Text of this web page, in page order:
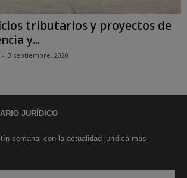
tributarios y proyectos de
y...
- 3 septiembre, 2020
JURÍDICO
semanal con la actualidad jurídica más